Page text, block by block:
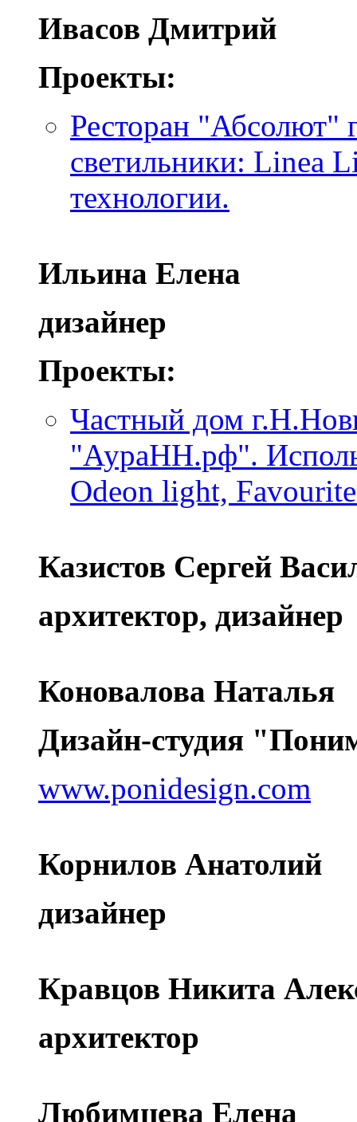
Ивасов Дмитрий
Проекты:
Ресторан "Абсолют"
светильники: Linea
технологии.
Ильина Елена
дизайнер
Проекты:
Частный дом
"АураНН.рф".
Odeon light,
Казистов Сергей
архитектор, дизайнер
Коновалова Наталья
Дизайн-студия
www.ponidesign.com
Корнилов Анатолий
дизайнер
Кравцов Никита
архитектор
Любимцева Елена